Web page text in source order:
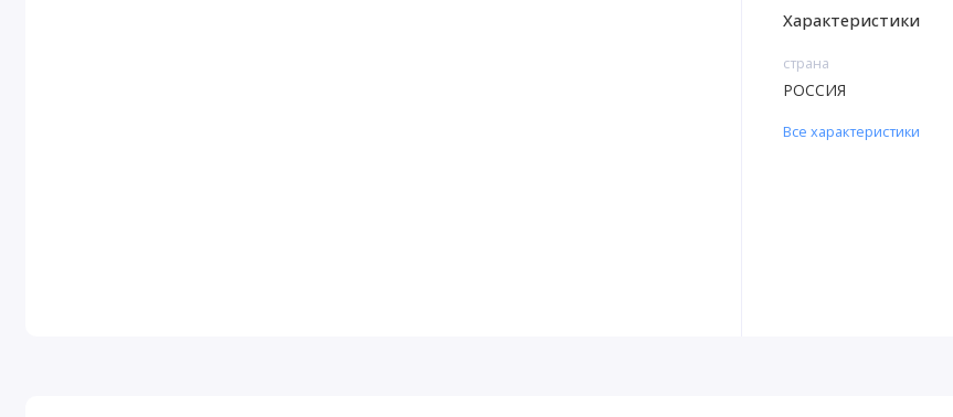
Характеристики
страна
РОССИЯ
Все характеристики